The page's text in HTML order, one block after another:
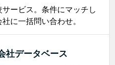
ービス。条件にマッチし
に一括問い合わせ。
社データベース